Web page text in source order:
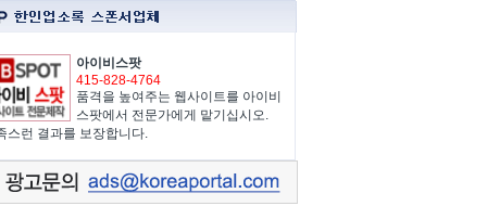
아이비스팟
415-828-4764
품격을 높여주는 웹사이트를 아이비
스팟에서 전문가에게 맡기십시오.
스런 결과를 보장합니다.